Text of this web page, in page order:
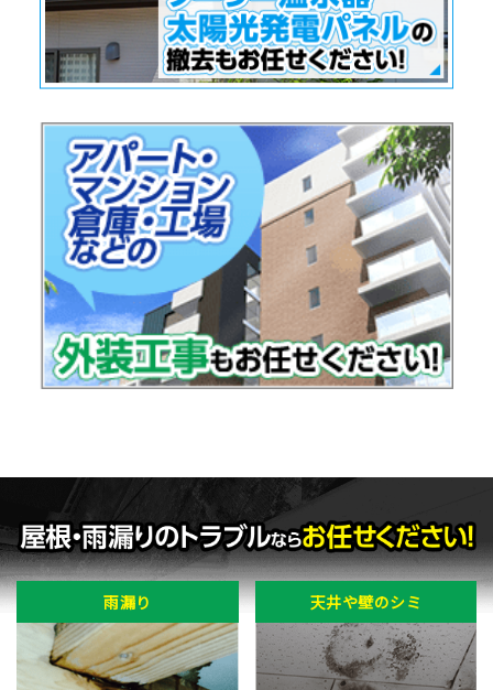
雨漏り 天井や壁のシミ